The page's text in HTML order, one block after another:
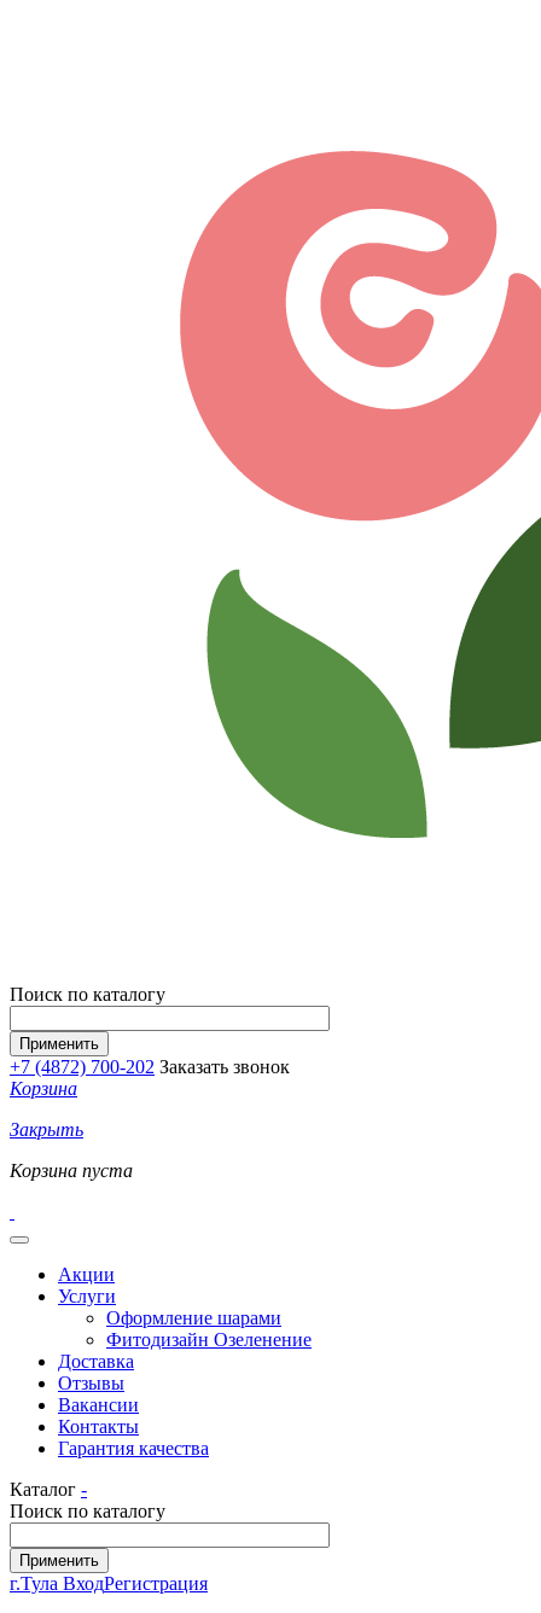
Поиск по каталогу
+7 (4872) 700-202 Заказать звонок
Корзина
Закрыть
Корзина пуста
Акции
Услуги
Оформление шарами
Фитодизайн Озеленение
Доставка
Отзывы
Вакансии
Контакты
Гарантия качества
Каталог -
Поиск по каталогу
г.Тула ВходРегистрация